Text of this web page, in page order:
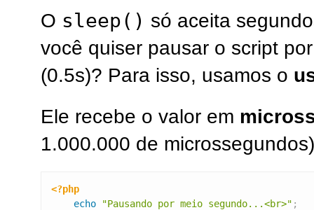
O sleep() só aceita
você quiser pausar o script
(0.5s)? Para isso, usamos o
Ele recebe o valor em
1.000.000 de
<?php
echo
"Pausando por meio segundo...<br>" ;